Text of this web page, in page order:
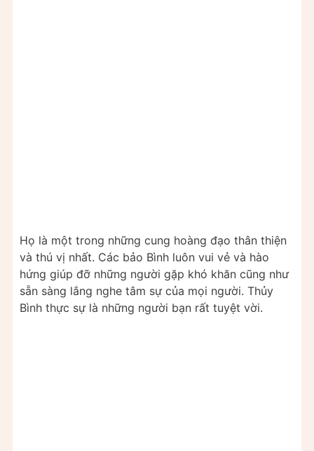
Họ là một trong những cung hoàng đạo thân thiện
và thú vị nhất. Các bảo Bình luôn vui vẻ và hào
hứng giúp đỡ những người gặp khó khăn cũng như
sẵn sàng lắng nghe tâm sự của mọi người. Thủy
Bình thực sự là những người bạn rất tuyệt vời.